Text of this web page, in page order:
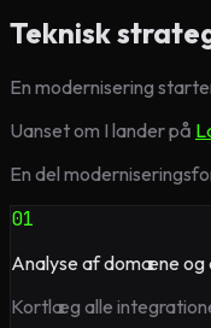
Teknisk
En modernisering
Uanset om I lander på
En del
01
Analyse af domæne
Kortlæg alle